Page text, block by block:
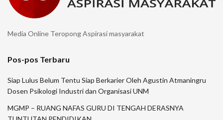
Media Online Teropong Aspirasi masyarakat
Pos-pos Terbaru
Siap Lulus Belum Tentu Siap Berkarier Oleh Agustin Atmaningru
Dosen Psikologi Industri dan Organisasi UNM
MGMP – RUANG NAFAS GURU DI TENGAH DERASNYA